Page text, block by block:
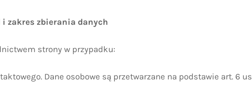
i zakres zbierania danych
strony w przypadku:
Dane osobowe są przetwarzane na podstawie art. 6